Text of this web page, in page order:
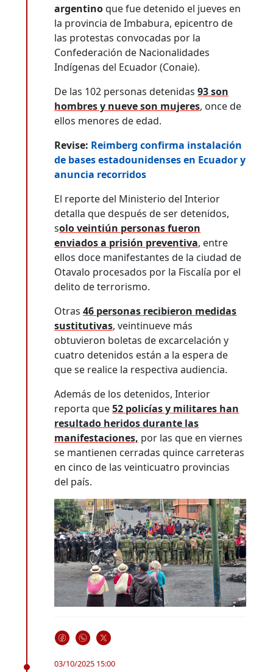
argentinoque fue detenido el jueves en
la provincia de Imbabura, epicentro de
las protestas convocadas por la
Confederación de Nacionalidades
Indígenas del Ecuador (Conaie).
De las 102 personas detenidas93 son
hombres y nueve son mujeres, once de
ellos menores de edad.
Revise: Reimberg confirma instalación
de bases estadounidenses en Ecuador y
anuncia recorridos
El reporte del Ministerio del Interior
detalla que después de ser detenidos,
solo veintiún personas fueron
enviados a prisión preventiva, entre
ellos doce manifestantes de la ciudad de
Otavalo procesados por la Fiscalía por el
delito de terrorismo.
Otras46 personas recibieron medidas
sustitutivas, veintinueve más
obtuvieron boletas de excarcelación y
cuatro detenidos están a la espera de
que se realice la respectiva audiencia.
Además de los detenidos, Interior
reporta que52 policías y militares han
resultado heridos durante las
manifestaciones, por las que en viernes
se mantienen cerradas quince carreteras
en cinco de las veinticuatro provincias
del país.
03/10/2025 15:00